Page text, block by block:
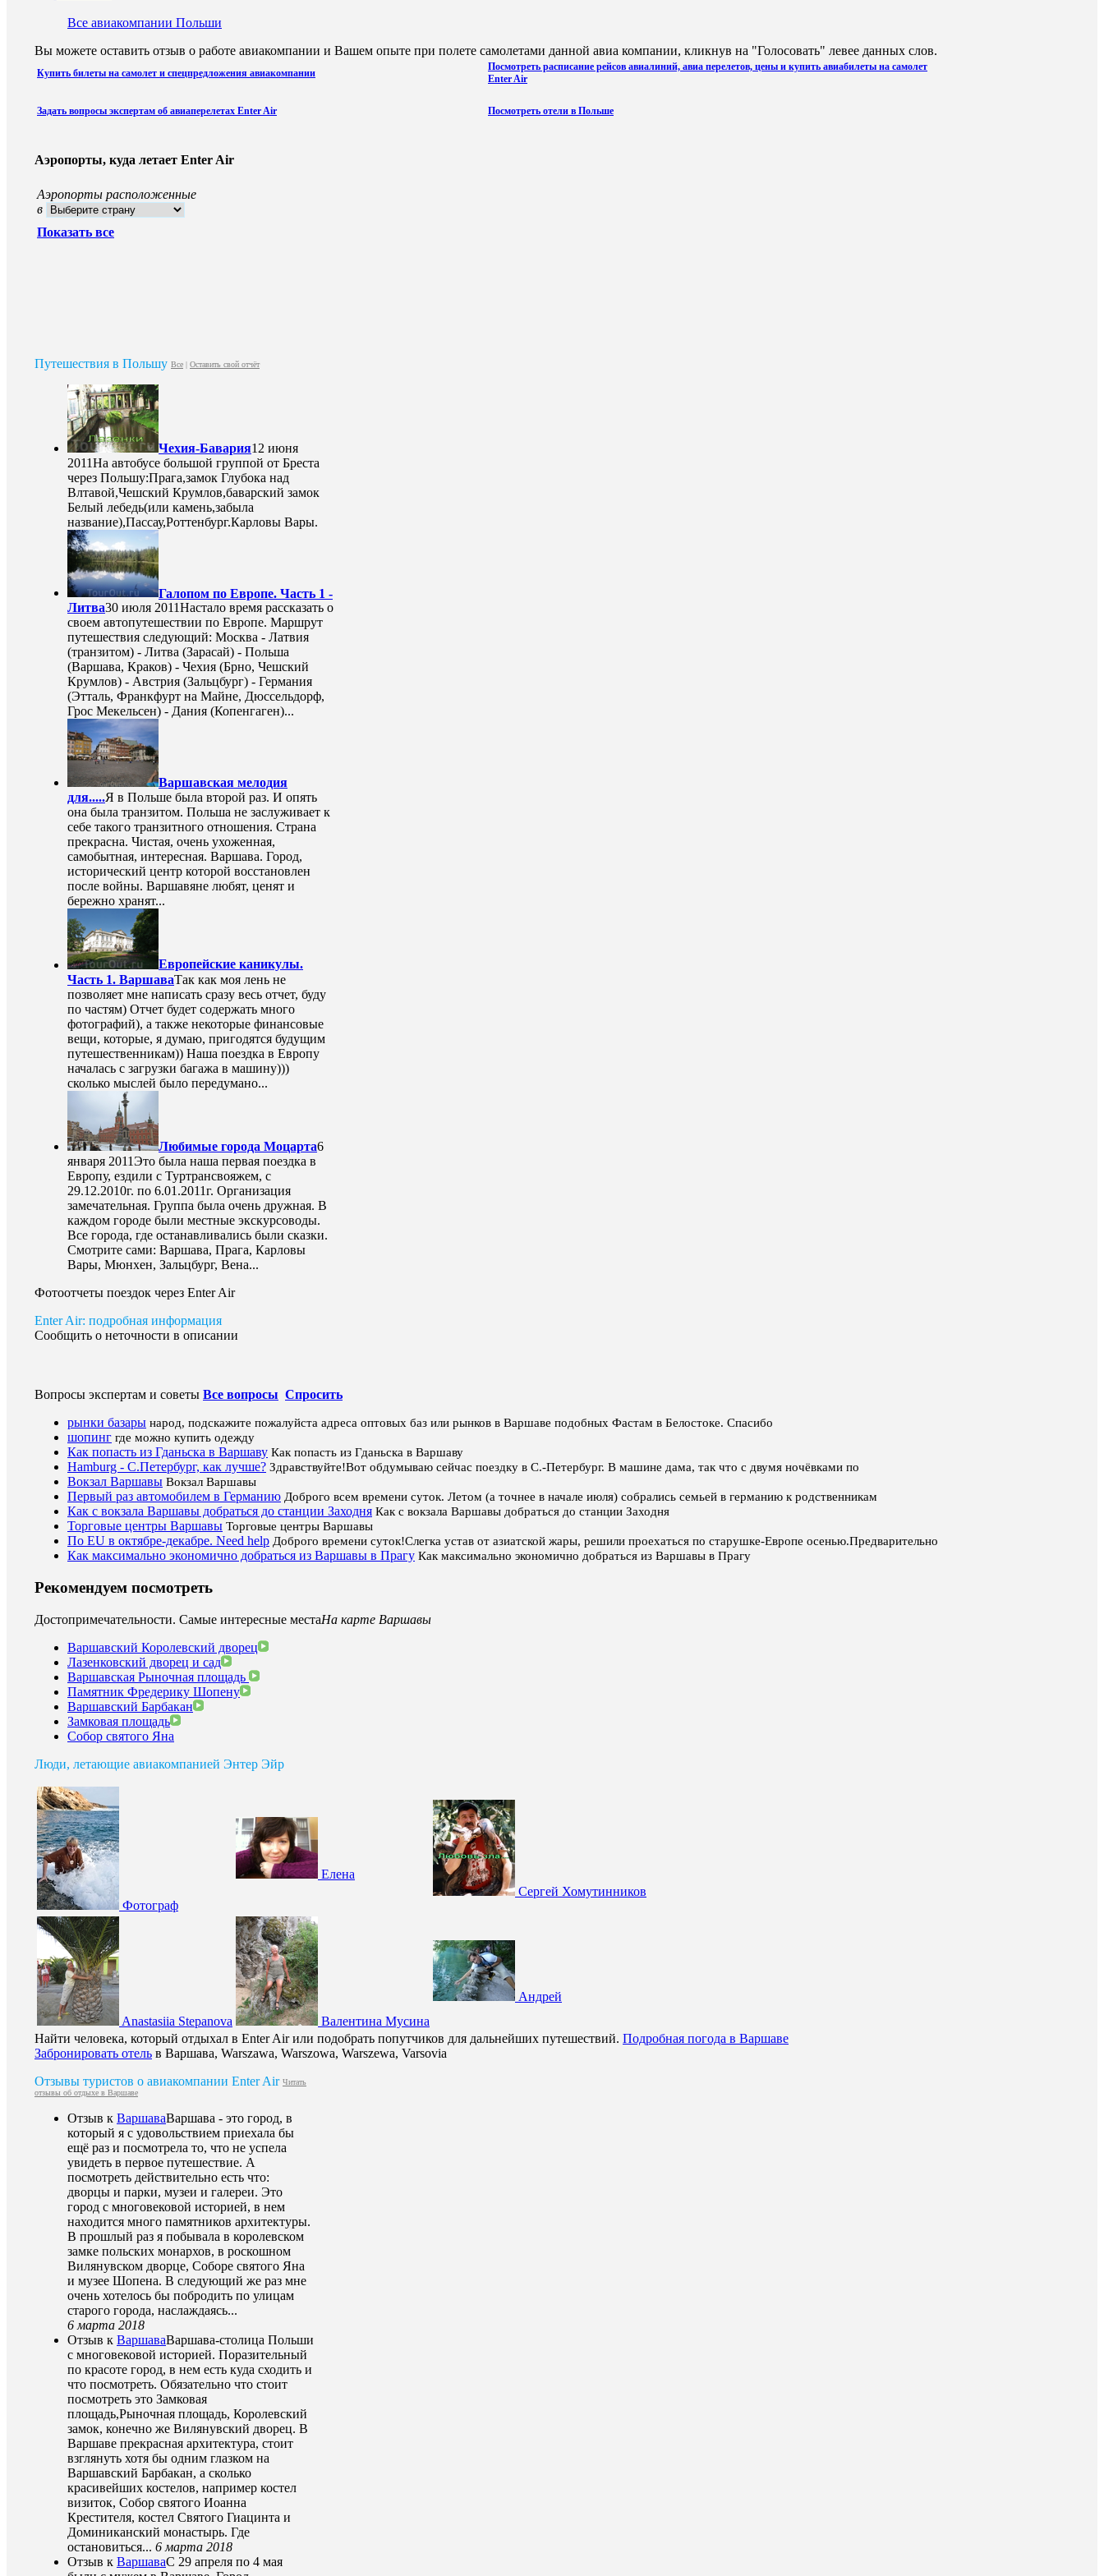
Все авиакомпании Польши
Вы можете оставить отзыв о работе авиакомпании и Вашем опыте при полете самолетами данной авиа компании, кликнув на "Голосовать" левее данных слов.
Купить билеты на самолет и спецпредложения авиакомпании
Посмотреть расписание рейсов авиалиний, авиа перелетов, цены и купить авиабилеты на самолет
Enter Air
Задать вопросы экспертам об авиаперелетах Enter Air Посмотреть отели в Польше
Аэропорты, куда летает Enter Air
Аэропорты расположенные
в
Показать все
Путешествия в Польшу Все | Оставить свой отчёт
Чехия-Бавария12 июня
2011На автобусе большой группой от Бреста
через Польшу:Прага,замок Глубока над
Влтавой,Чешский Крумлов,баварский замок
Белый лебедь(или камень,забыла
название),Пассау,Роттенбург.Карловы Вары.
Галопом по Европе. Часть 1 -
Литва30 июля 2011Настало время рассказать о
своем автопутешествии по Европе. Маршрут
путешествия следующий: Москва - Латвия
(транзитом) - Литва (Зарасай) - Польша
(Варшава, Краков) - Чехия (Брно, Чешский
Крумлов) - Австрия (Зальцбург) - Германия
(Этталь, Франкфурт на Майне, Дюссельдорф,
Грос Мекельсен) - Дания (Копенгаген)...
Варшавская мелодия
для.....Я в Польше была второй раз. И опять
она была транзитом. Польша не заслуживает к
себе такого транзитного отношения. Страна
прекрасна. Чистая, очень ухоженная,
самобытная, интересная. Варшава. Город,
исторический центр которой восстановлен
после войны. Варшавяне любят, ценят и
бережно хранят...
Европейские каникулы.
Часть 1. ВаршаваТак как моя лень не
позволяет мне написать сразу весь отчет, буду
по частям) Отчет будет содержать много
фотографий), а также некоторые финансовые
вещи, которые, я думаю, пригодятся будущим
путешественникам)) Наша поездка в Европу
началась с загрузки багажа в машину)))
сколько мыслей было передумано...
Любимые города Моцарта6
января 2011 Это была наша первая поездка в
Европу, ездили с Туртрансвояжем, с
29.12.2010г. по 6.01.2011г. Организация
замечательная. Группа была очень дружная. В
каждом городе были местные экскурсоводы.
Все города, где останавливались были сказки.
Смотрите сами: Варшава, Прага, Карловы
Вары, Мюнхен, Зальцбург, Вена...
Фотоотчеты поездок через Enter Air
Enter Air: подробная информация
Сообщить о неточности в описании
Вопросы экспертам и советы Все вопросы Спросить
рынки базары народ, подскажите пожалуйста адреса оптовых баз или рынков в Варшаве подобных Фастам в Белостоке. Спасибо
шопинг где можно купить одежду
Как попасть из Гданьска в Варшаву Как попасть из Гданьска в Варшаву
Hamburg - С.Петербург, как лучше? Здравствуйте!Вот обдумываю сейчас поездку в С.-Петербург. В машине дама, так что с двумя ночёвками по
Вокзал Варшавы Вокзал Варшавы
Первый раз автомобилем в Германию Доброго всем времени суток. Летом (а точнее в начале июля) собрались семьей в германию к родственникам
Как с вокзала Варшавы добраться до станции Заходня Как с вокзала Варшавы добраться до станции Заходня
Торговые центры Варшавы Торговые центры Варшавы
По EU в октябре-декабре. Need help Доброго времени суток!Слегка устав от азиатской жары, решили проехаться по старушке-Европе осенью.Предварительно
Как максимально экономично добраться из Варшавы в Прагу Как максимально экономично добраться из Варшавы в Прагу
Рекомендуем посмотреть
Достопримечательности. Самые интересные местаНа карте Варшавы
Варшавский Королевский дворец
Лазенковский дворец и сад
Варшавская Рыночная площадь
Памятник Фредерику Шопену
Варшавский Барбакан
Замковая площадь
Собор святого Яна
Люди, летающие авиакомпанией Энтер Эйр
Фотограф
Елена
Сергей Хомутинников
Anastasiia Stepanova Валентина Мусина
Андрей
Найти человека, который отдыхал в Enter Air или подобрать попутчиков для дальнейших путешествий. Подробная погода в Варшаве
Забронировать отель в Варшава, Warszawa, Warszowa, Warszewa, Varsovia
Отзывы туристов о авиакомпании Enter Air Читать
отзывы об отдыхе в Варшаве
Отзыв к ВаршаваВаршава - это город, в
который я с удовольствием приехала бы
ещё раз и посмотрела то, что не успела
увидеть в первое путешествие. А
посмотреть действительно есть что:
дворцы и парки, музеи и галереи. Это
город с многовековой историей, в нем
находится много памятников архитектуры.
В прошлый раз я побывала в королевском
замке польских монархов, в роскошном
Вилянувском дворце, Соборе святого Яна
и музее Шопена. В следующий же раз мне
очень хотелось бы побродить по улицам
старого города, наслаждаясь...
6 марта 2018
Отзыв к ВаршаваВаршава-столица Польши
с многовековой историей. Поразительный
по красоте город, в нем есть куда сходить и
что посмотреть. Обязательно что стоит
посмотреть это Замковая
площадь,Рыночная площадь, Королевский
замок, конечно же Вилянувский дворец. В
Варшаве прекрасная архитектура, стоит
взглянуть хотя бы одним глазком на
Варшавский Барбакан, а сколько
красивейших костелов, например костел
визиток, Собор святого Иоанна
Крестителя, костел Святого Гиацинта и
Доминиканский монастырь. Где
остановиться... 6 марта 2018
Отзыв к ВаршаваС 29 апреля по 4 мая